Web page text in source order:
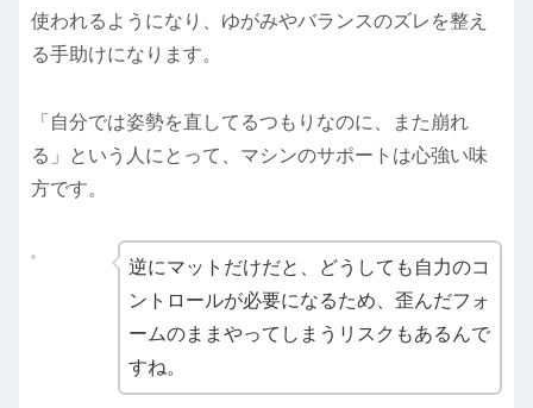
使われるようになり、ゆがみやバランスのズレを整え
る手助けになります。
「自分では姿勢を直してるつもりなのに、また崩れ
る」という人にとって、マシンのサポートは心強い味
方です。
逆にマットだけだと、どうしても自力のコ
ントロールが必要になるため、歪んだフォ
ームのままやってしまうリスクもあるんで
すね。